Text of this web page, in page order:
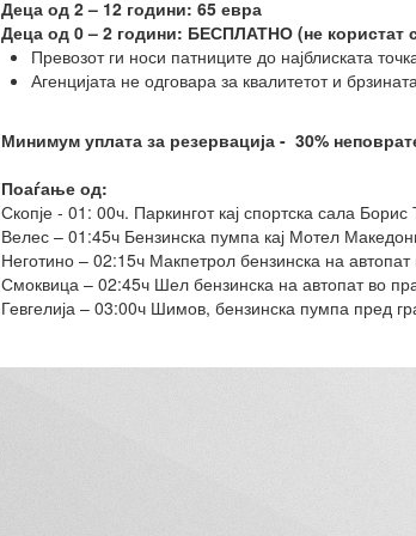
Деца од 2 – 12 години: 65 евра
Деца од 0 – 2 години: БЕСПЛАТНО (не користат
Превозот ги носи патниците до најблиската
Агенцијата не одговара за квалитетот и
Минимум уплата за резервација - 30%
Поаѓање од:
Скопје - 01: 00ч. Паркингот кај спортска сала Борис
Велес – 01:45ч Бензинска пумпа кај Мотел
Неготино – 02:15ч Макпетрол бензинска на автопат
Смоквица – 02:45ч Шел бензинска на автопат во
Гевгелија – 03:00ч Шимов, бензинска пумпа пред